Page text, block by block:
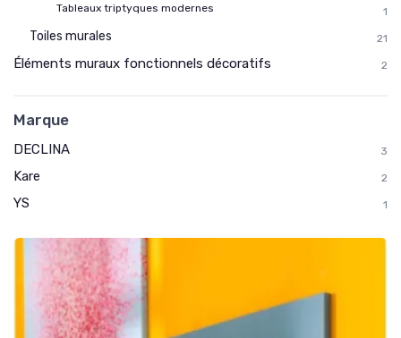
Tableaux triptyques modernes
1
Toiles murales 21
Éléments muraux fonctionnels décoratifs 2
Marque
DECLINA 3
Kare 2
YS 1